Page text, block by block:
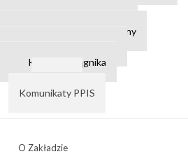
Konserwator ogólnobudowlany
Kierowca ciągnika
Komunikaty PPIS
O Zakładzie